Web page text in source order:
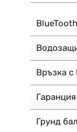
BlueTooth
Връзка с
Гаранция
Грунд